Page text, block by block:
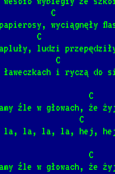
2025[Artur Andrus]📺
w Spale spałem w Pile
[Artur Andrus]
2026[Big Cyc]
[Brudne Dzieci Sida] 📺
C
wyciągnęły
C
ludzi
C
ławeczkach i ryczą do
C
źle w głowach, że
C
la, la, la, la, hej,
C
źle w głowach, że